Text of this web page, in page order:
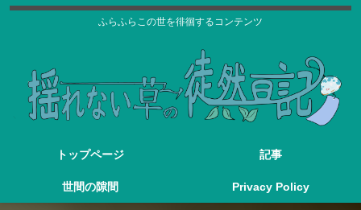
ふらふらこの世を徘徊するコンテンツ
トップページ 記事
世間の隙間 Privacy Policy